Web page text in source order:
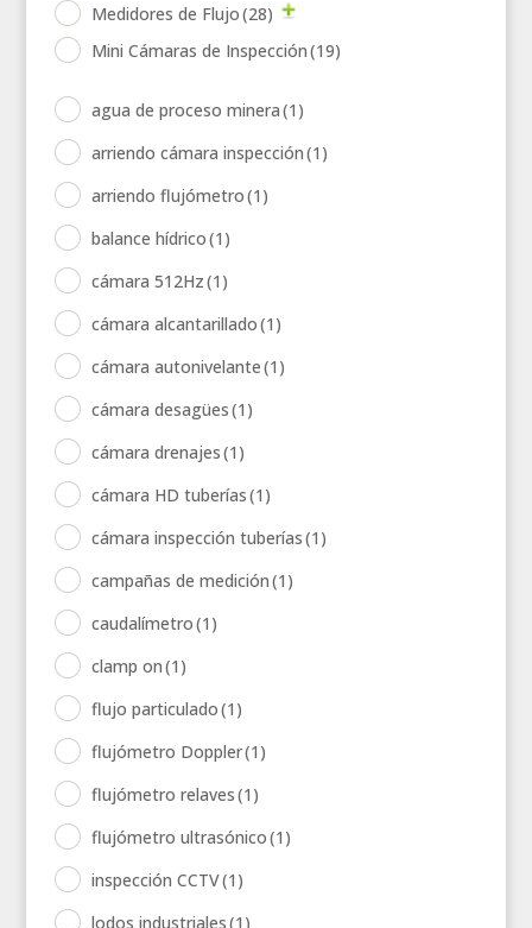
Medidores de Flujo(28)
Mini Cámaras de Inspección(19)
agua de proceso minera(1)
arriendo cámara inspección(1)
arriendo flujómetro(1)
balance hídrico(1)
cámara 512Hz(1)
cámara alcantarillado(1)
cámara autonivelante(1)
cámara desagües(1)
cámara drenajes(1)
cámara HD tuberías(1)
cámara inspección tuberías(1)
campañas de medición(1)
caudalímetro(1)
clamp on(1)
flujo particulado(1)
flujómetro Doppler(1)
flujómetro relaves(1)
flujómetro ultrasónico(1)
inspección CCTV(1)
lodos industriales(1)